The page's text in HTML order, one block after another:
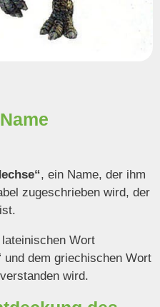
, ein Name, der ihm
zugeschrieben wird, der
Wort
und dem griechischen Wort
wird.